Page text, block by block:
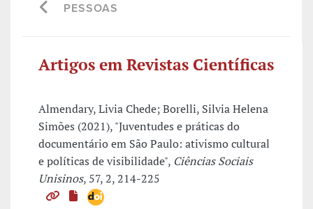
PESSOAS
Artigos em Revistas Científicas
Almendary, Livia Chede; Borelli, Silvia Helena
Simões (2021), "Juventudes e práticas do
documentário em São Paulo: ativismo cultural
e políticas de visibilidade", Ciências Sociais
Unisinos, 57, 2, 214-225